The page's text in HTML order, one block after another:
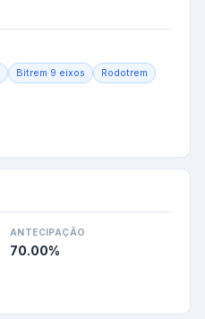
Bitrem 9 eixos Rodotrem
ANTECIPAÇÃO
70.00%